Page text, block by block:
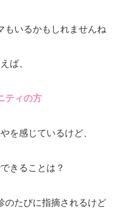
もいるかもしれませんね
ば、
ティの方
を感じているけど、
きることは？
のたびに指摘されるけど